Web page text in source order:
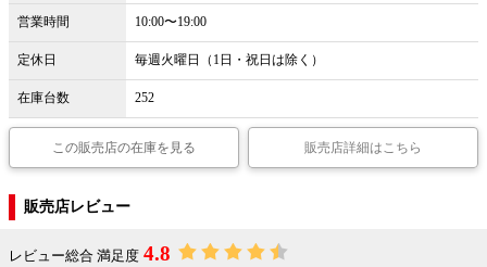
営業時間 10:00〜19:00
定休日 毎週火曜日（1日・祝日は除く）
在庫台数 252
この販売店の在庫を見る 販売店詳細はこちら
販売店レビュー
レビュー総合 満足度 4.8